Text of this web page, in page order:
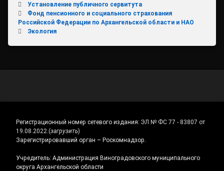
Установление публичного сервитута
Фонд пенсионного и социального страхования
Российской Федерации по Архангельской области и НАО
Экология
Регистрационный номер сетевого издания: ЭЛ № ФС 77 - 83807 от
19.08.2022.(загрузить)
Зарегистрировавший орган – Роскомнадзор.
Учредитель: Администрация Виноградовского муниципального
округа Архангельской области